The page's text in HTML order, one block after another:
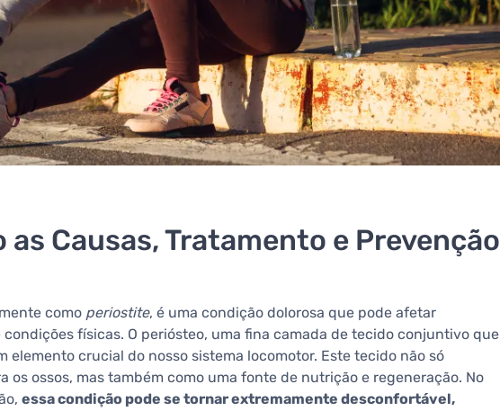
Causas, Tratamento e Prevenção
como periostite, é uma condição dolorosa que pode afetar
físicas. O periósteo, uma fina camada de tecido conjuntivo que
elemento crucial do nosso sistema locomotor. Este tecido não só
os ossos, mas também como uma fonte de nutrição e regeneração. No
essa condição pode se tornar extremamente desconfortável,